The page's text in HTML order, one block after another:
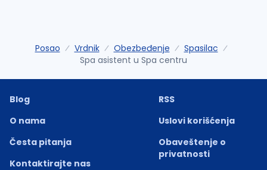
Posao Vrdnik Obezbeđenje
Spasilac
Spa asistent u Spa centru
Blog
O nama
Česta pitanja
Kontaktirajte nas
RSS
Uslovi korišćenja
Obaveštenje o
privatnosti